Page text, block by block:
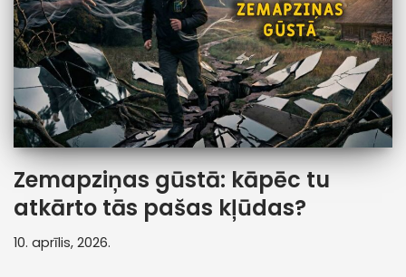
Zemapziņas gūstā: kāpēc tu
atkārto tās pašas kļūdas?
10. aprīlis, 2026.